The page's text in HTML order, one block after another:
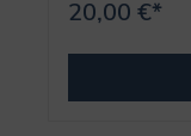
20,00 €*